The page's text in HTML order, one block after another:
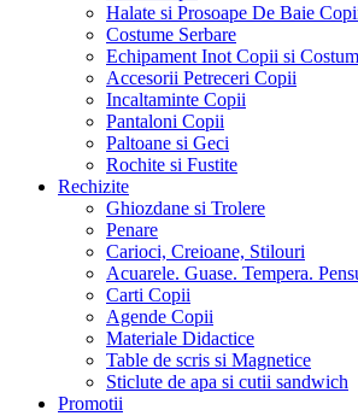
Halate si Prosoape De Baie
Costume Serbare
Echipament Inot Copii si
Accesorii Petreceri Copii
Incaltaminte Copii
Pantaloni Copii
Paltoane si Geci
Rochite si Fustite
Rechizite
Ghiozdane si Trolere
Penare
Carioci, Creioane, Stilouri
Acuarele. Guase. Tempera.
Carti Copii
Agende Copii
Materiale Didactice
Table de scris si Magnetice
Sticlute de apa si cutii sandwich
Promotii